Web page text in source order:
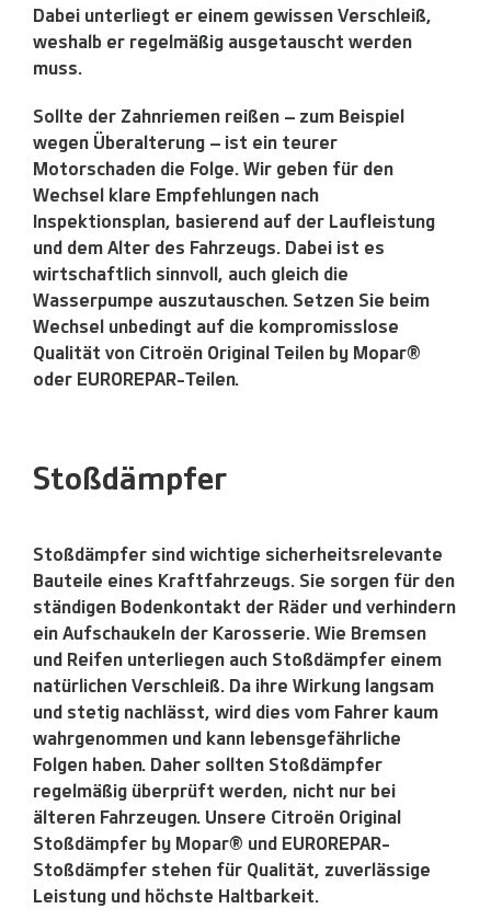
Dabei unterliegt er einem gewissen Verschleiß,
weshalb er regelmäßig ausgetauscht werden
muss.
Sollte der Zahnriemen reißen – zum Beispiel
wegen Überalterung – ist ein teurer
Motorschaden die Folge. Wir geben für den
Wechsel klare Empfehlungen nach
Inspektionsplan, basierend auf der Laufleistung
und dem Alter des Fahrzeugs. Dabei ist es
wirtschaftlich sinnvoll, auch gleich die
Wasserpumpe auszutauschen. Setzen Sie beim
Wechsel unbedingt auf die kompromisslose
Qualität von Citroën Original Teilen by Mopar®
oder EUROREPAR-Teilen.
Stoßdämpfer
Stoßdämpfer sind wichtige sicherheitsrelevante
Bauteile eines Kraftfahrzeugs. Sie sorgen für den
ständigen Bodenkontakt der Räder und verhindern
ein Aufschaukeln der Karosserie. Wie Bremsen
und Reifen unterliegen auch Stoßdämpfer einem
natürlichen Verschleiß. Da ihre Wirkung langsam
und stetig nachlässt, wird dies vom Fahrer kaum
wahrgenommen und kann lebensgefährliche
Folgen haben. Daher sollten Stoßdämpfer
regelmäßig überprüft werden, nicht nur bei
älteren Fahrzeugen. Unsere Citroën Original
Stoßdämpfer by Mopar® und EUROREPAR-
Stoßdämpfer stehen für Qualität, zuverlässige
Leistung und höchste Haltbarkeit.